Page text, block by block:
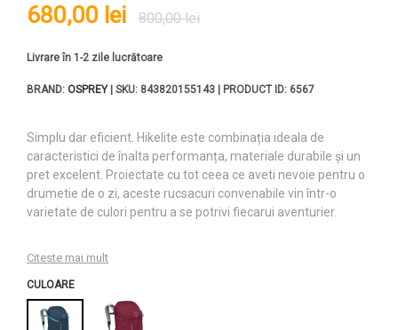
680,00 lei 800,00 lei
Livrare în 1-2 zile lucrătoare
BRAND: OSPREY| SKU: 843820155143 | PRODUCT ID: 6567
Simplu dar eficient. Hikelite este combinația ideala de
caracteristici de înalta performanța, materiale durabile și un
pret excelent. Proiectate cu tot ceea ce aveti nevoie pentru o
drumetie de o zi, aceste rucsacuri convenabile vin într-o
varietate de culori pentru a se potrivi fiecarui aventurier.
Citeste mai mult
CULOARE